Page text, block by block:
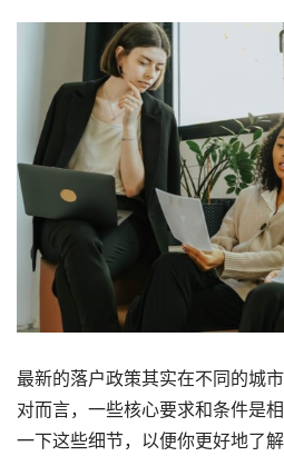
最新的落户政策其实在不同的城
对而言，一些核心要求和条件是
一下这些细节，以便你更好地了解